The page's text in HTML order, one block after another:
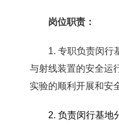
岗位职责：
1. 专职负责闵行
与射线装置的安全运
实验的顺利开展和安
2. 负责闵行基地